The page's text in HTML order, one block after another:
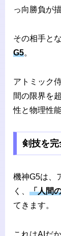
っ向勝負が
その相手と
G5。
アトミック
間の限界を
性と物理性
剣技を
機神G5は、
く、 「人間
てきます。
これはAIだ